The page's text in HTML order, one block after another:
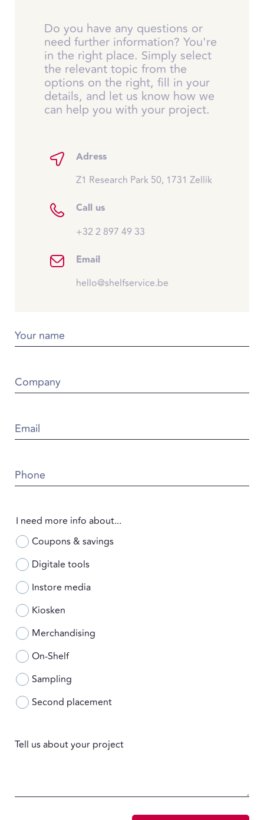
Do you have any questions or
need further information? You're
in the right place. Simply select
the relevant topic from the
options on the right, fill in your
details, and let us know how we
can help you with your project.
Adress
Z1 Research Park 50, 1731 Zellik
Call us
+32 2 897 49 33
Email
hello@shelfservice.be
Your name
Company
Email
Phone
I need more info about...
Coupons & savings
Digitale tools
Instore media
Kiosken
Merchandising
On-Shelf
Sampling
Second placement
Tell us about your project